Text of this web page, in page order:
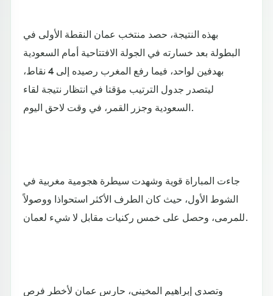
بهذه النتيجة، حصد منتخب عمان النقطة الأولى في
البطولة بعد خسارته في الجولة الافتتاحية أمام السعودية
بهدفين لواحد، فيما رفع المغرب رصيده إلى 4 نقاط،
ليتصدر جدول الترتيب مؤقتا في انتظار نتيجة لقاء
السعودية وجزر القمر، في وقت لاحق اليوم.
جاءت المباراة قوية وشهدت سيطرة هجومية مغربية في
الشوط الأول، حيث كان الطرف الأكثر استحواذا ووصولاً
للمرمى، وحصل على خمس ركنيات مقابل لا شيء لعمان.
وتصدى إبراهيم المخيني، حارس عمان لأخطر فرص